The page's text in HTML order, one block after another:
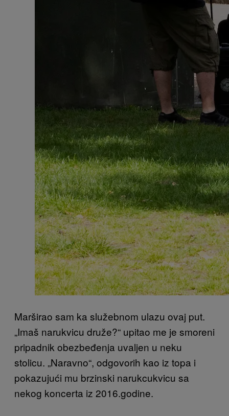
Marširao sam ka služebnom ulazu ovaj put.
„Imaš narukvicu druže?“ upitao me je smoreni
pripadnik obezbeđenja uvaljen u neku
stolicu. „Naravno“, odgovorih kao iz topa i
pokazujući mu brzinski narukcukvicu sa
nekog koncerta iz 2016.godine.